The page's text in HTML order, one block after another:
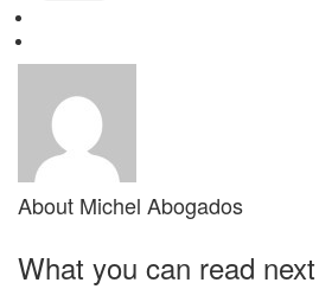
About Michel Abogados
What you can read next